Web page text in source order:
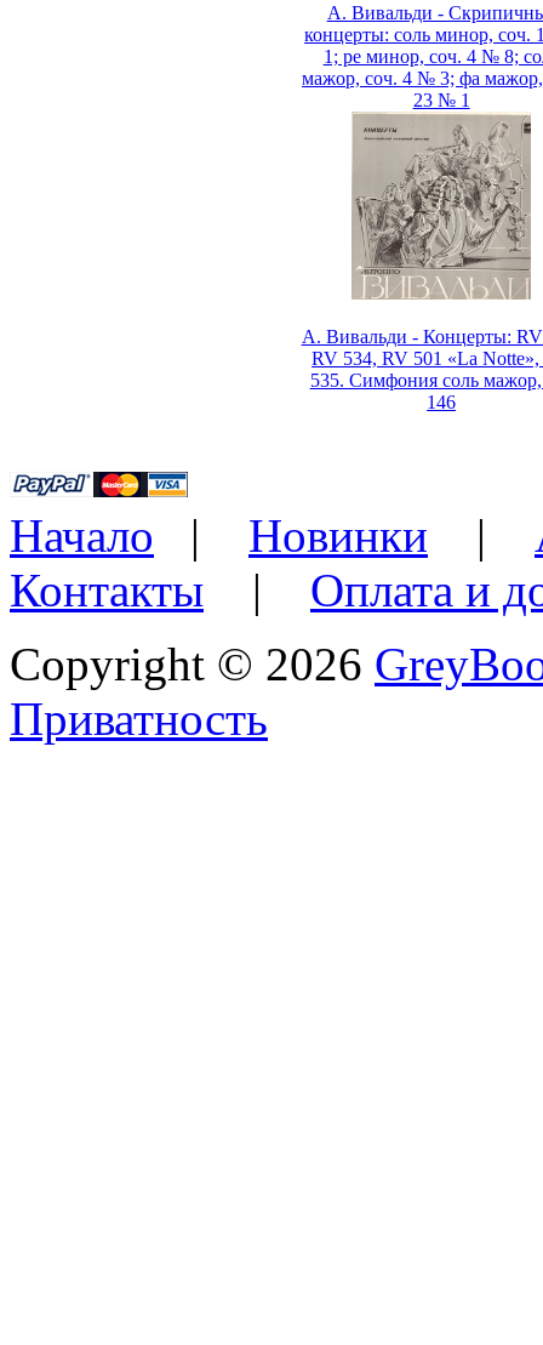
А. Вивальди -
концерты: соль минор, соч.
1; ре минор, соч. 4 № 8;
мажор, соч. 4 № 3; фа
23 № 1
А. Вивальди - Концерты:
RV 534, RV 501 «La
535. Симфония соль
146
Начало | Новинки |
Контакты | Оплата и
Copyright © 2026
Приватность